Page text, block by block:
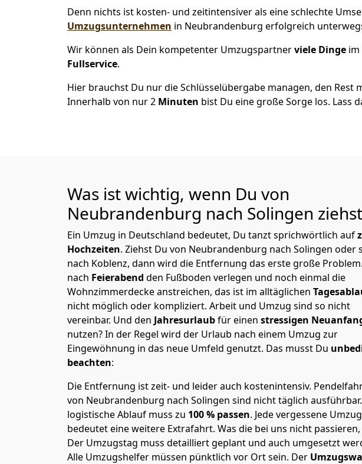
Denn nichts ist kosten- und zeitintensiver als eine schlechte
Umzugsunternehmen in Neubrandenburg erfolgreich
Wir können als Dein kompetenter Umzugspartnerviele Dinge im
Fullservice.
Hier brauchst Du nur die Schlüsselübergabe managen, den
Innerhalb von nur 2 Minuten bist Du eine große Sorge los. Lass
Was ist wichtig, wenn Du von
Neubrandenburg nach Solingen
Ein Umzug in Deutschland bedeutet, Du tanzt sprichwörtlich auf
Hochzeiten. Ziehst Du von Neubrandenburg nach Solingen oder
nach Koblenz, dann wird die Entfernung das erste große Problem.
nach Feierabend den Fußboden verlegen und noch einmal die
Wohnzimmerdecke anstreichen, das ist im alltäglichen
nicht möglich oder kompliziert. Arbeit und Umzug sind so nicht
vereinbar. Und den Jahresurlaubfür einen stressigen
nutzen? In der Regel wird der Urlaub nach einem Umzug zur
Eingewöhnung in das neue Umfeld genutzt. Das musst Du
beachten:
Die Entfernung ist zeit- und leider auch kostenintensiv.
von Neubrandenburg nach Solingen sind nicht täglich ausführbar.
logistische Ablauf muss zu 100 % passen. Jede vergessene
bedeutet eine weitere Extrafahrt. Was die bei uns nicht
Der Umzugstag muss detailliert geplant und auch umgesetzt
Alle Umzugshelfer müssen pünktlich vor Ort sein. Der